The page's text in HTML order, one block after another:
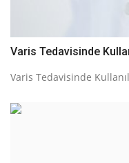
Varis Tedavisinde
Varis Tedavisinde